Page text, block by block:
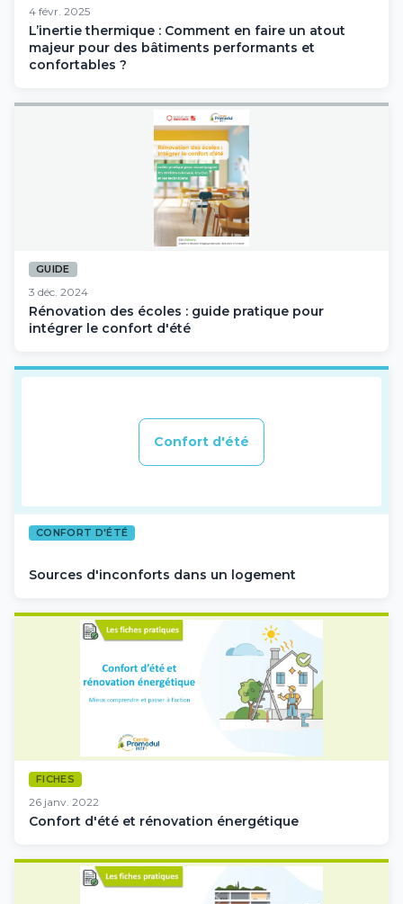
4 févr. 2025
L’inertie thermique : Comment en faire un atout
majeur pour des bâtiments performants et
confortables ?
GUIDE
3 déc. 2024
Rénovation des écoles : guide pratique pour
intégrer le confort d'été
Confort d'été
CONFORT D'ÉTÉ
Sources d'inconforts dans un logement
FICHES
26 janv. 2022
Confort d'été et rénovation énergétique